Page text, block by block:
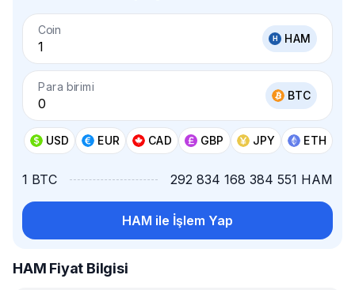
Coin
HAM
Para birimi
BTC
USD EUR CAD GBP JPY ETH
1 BTC 292 834 168 384 551 HAM
HAM ile İşlem Yap
HAM Fiyat Bilgisi